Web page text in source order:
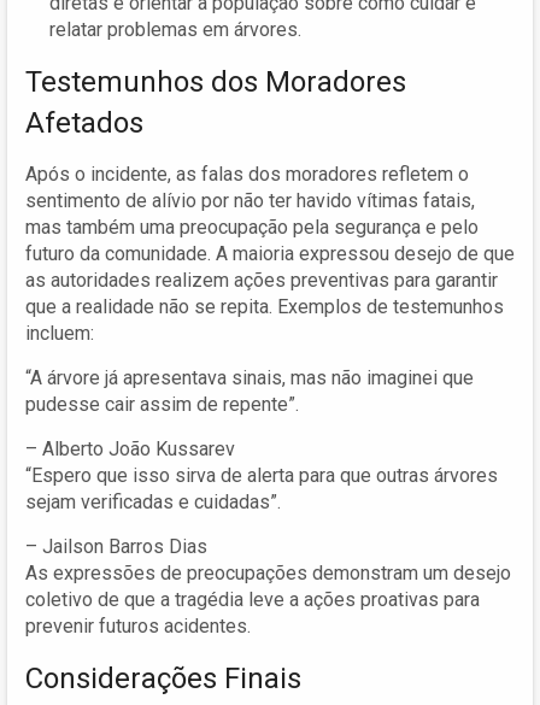
relatar problemas em árvores.
Testemunhos dos Moradores
Afetados
Após o incidente, as falas dos moradores refletem o
sentimento de alívio por não ter havido vítimas fatais,
mas também uma preocupação pela segurança e pelo
futuro da comunidade. A maioria expressou desejo de que
as autoridades realizem ações preventivas para garantir
que a realidade não se repita. Exemplos de testemunhos
incluem:
“A árvore já apresentava sinais, mas não imaginei que
pudesse cair assim de repente”.
– Alberto João Kussarev
“Espero que isso sirva de alerta para que outras árvores
sejam verificadas e cuidadas”.
– Jailson Barros Dias
As expressões de preocupações demonstram um desejo
coletivo de que a tragédia leve a ações proativas para
prevenir futuros acidentes.
Considerações Finais